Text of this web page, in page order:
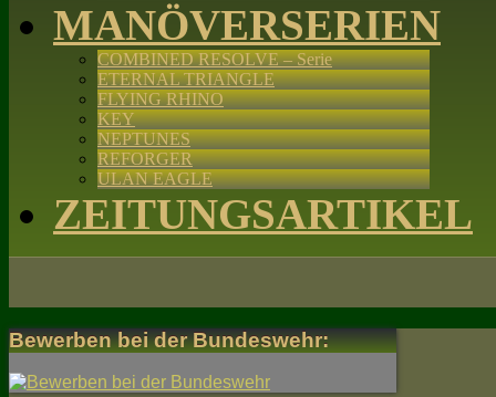
MANÖVERSERIEN
COMBINED RESOLVE – Serie
ETERNAL TRIANGLE
FLYING RHINO
KEY
NEPTUNES
REFORGER
ULAN EAGLE
ZEITUNGSARTIKEL
Bewerben bei der Bundeswehr: